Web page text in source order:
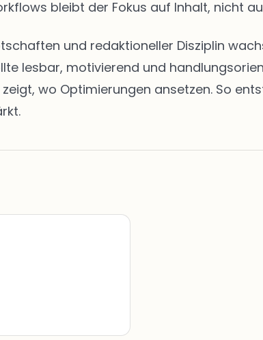
bleibt der Fokus auf Inhalt, nicht
und redaktioneller Disziplin
lesbar, motivierend und
wo Optimierungen ansetzen. So